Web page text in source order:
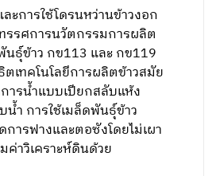
การใช้โดรนหว่านข้าวงอก
รศการนวัตกรรมการผลิต
นธุ์ข้าว กข113 และ กข119
เทคโนโลยีการผลิตข้าวสมัย
ารน้ำแบบเปียกสลับแห้ง
น้ำ การใช้เมล็ดพันธุ์ข้าว
ารฟางและตอซังโดยไม่เผา
ค่าวิเคราะห์ดินด้วย